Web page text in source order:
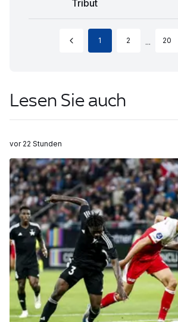
Tribut
1 2 ... 20
Lesen Sie auch
vor 22 Stunden